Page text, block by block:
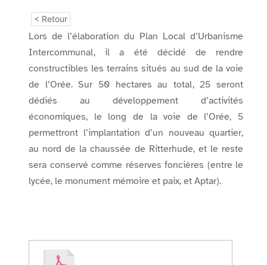
< Retour
Lors de l’élaboration du Plan Local d’Urbanisme
Intercommunal, il a été décidé de rendre
constructibles les terrains situés au sud de la voie
de l’Orée. Sur 50 hectares au total, 25 seront
dédiés au développement d’activités
économiques, le long de la voie de l’Orée, 5
permettront l’implantation d’un nouveau quartier,
au nord de la chaussée de Ritterhude, et le reste
sera conservé comme réserves foncières (entre le
lycée, le monument mémoire et paix, et Aptar).